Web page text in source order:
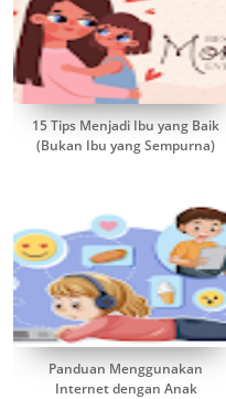
15 Tips Menjadi Ibu yang Baik
(Bukan Ibu yang Sempurna)
Panduan Menggunakan
Internet dengan Anak